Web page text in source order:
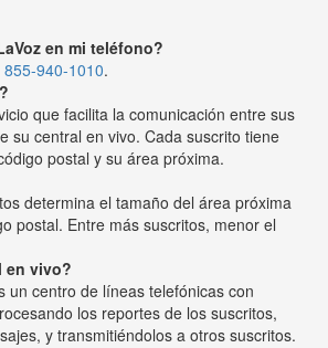
en mi teléfono?
855-940-1010.
que facilita la comunicación entre sus
su central en vivo. Cada suscrito tiene
postal y su área próxima.
determina el tamaño del área próxima
postal. Entre más suscritos, menor el
en vivo?
un centro de líneas telefónicas con
los reportes de los suscritos,
y transmitiéndolos a otros suscritos.